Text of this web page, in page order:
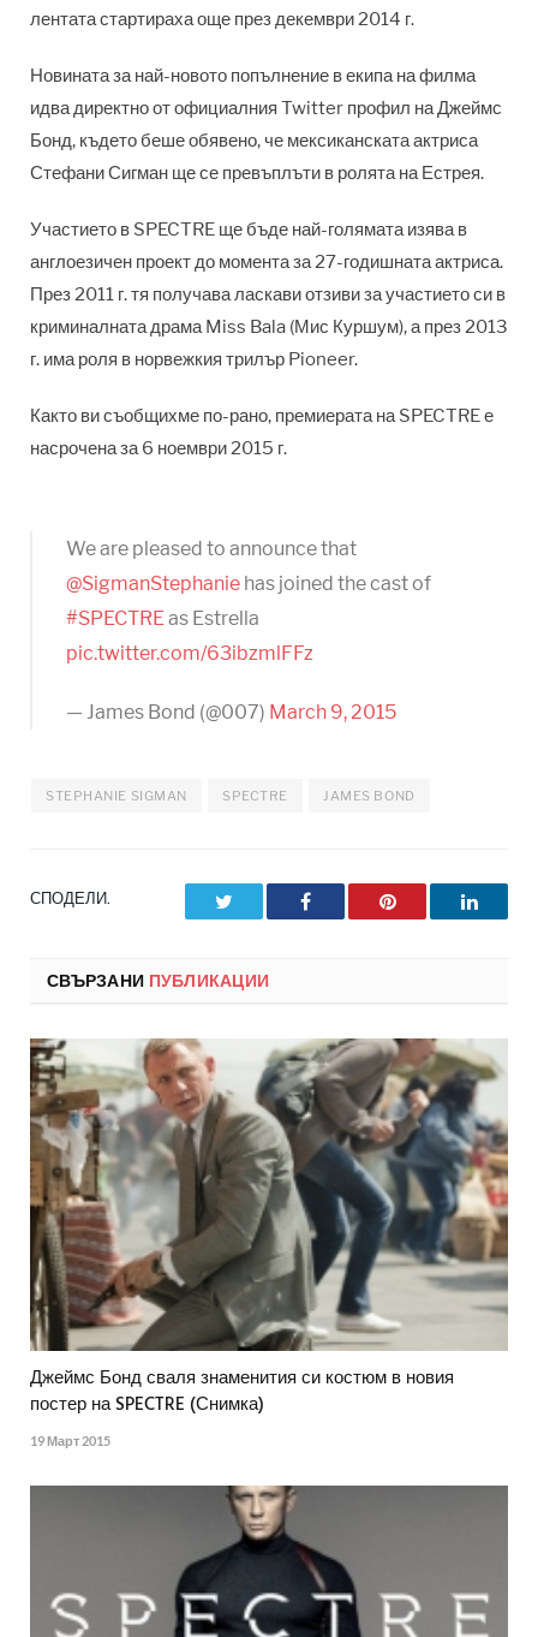
лентата стартираха още през декември 2014 г.
Новината за най-новото попълнение в екипа на филма
идва директно от официалния Twitter профил на Джеймс
Бонд, където беше обявено, че мексиканската актриса
Стефани Сигман ще се превъплъти в ролята на Естрея.
Участието в SPECTRE ще бъде най-голямата изява в
англоезичен проект до момента за 27-годишната актриса.
През 2011 г. тя получава ласкави отзиви за участието си в
криминалната драма Miss Bala (Мис Куршум), а през 2013
г. има роля в норвежкия трилър Pioneer.
Както ви съобщихме по-рано, премиерата на SPECTRE е
насрочена за 6 ноември 2015 г.
We are pleased to announce that
@SigmanStephanie has joined the cast of
#SPECTREas Estrella
pic.twitter.com/63ibzmlFFz
— James Bond (@007) March 9, 2015
STEPHANIE SIGMAN SPECTRE JAMES BOND
СПОДЕЛИ. Facebook Pinterest
СВЪРЗАНИ ПУБЛИКАЦИИ
Джеймс Бонд сваля знаменития си костюм в новия
постер на SPECTRE (Снимка)
19 Март 2015